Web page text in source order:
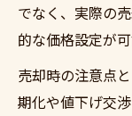
でなく、実際の
的な価格設定が可
売却時の注意点
期化や値下げ交